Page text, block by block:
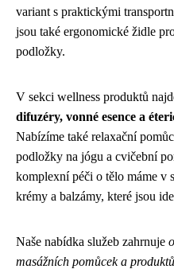
variant s praktickými
jsou také ergonomické židle
podložky.
V sekci wellness produktů
difuzéry, vonné esence a
Nabízíme také relaxační
podložky na jógu a cvičební
komplexní péči o tělo máme v
krémy a balzámy, které jsou
Naše nabídka služeb zahrnuje
masážních pomůcek a produktů